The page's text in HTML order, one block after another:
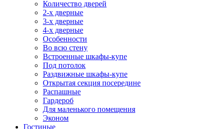
Количество дверей
2-х дверные
3-х дверные
4-х дверные
Особенности
Во всю стену
Встроенные шкафы-купе
Под потолок
Раздвижные шкафы-купе
Открытая секция посередине
Распашные
Гардероб
Для маленького помещения
Эконом
Гостиные